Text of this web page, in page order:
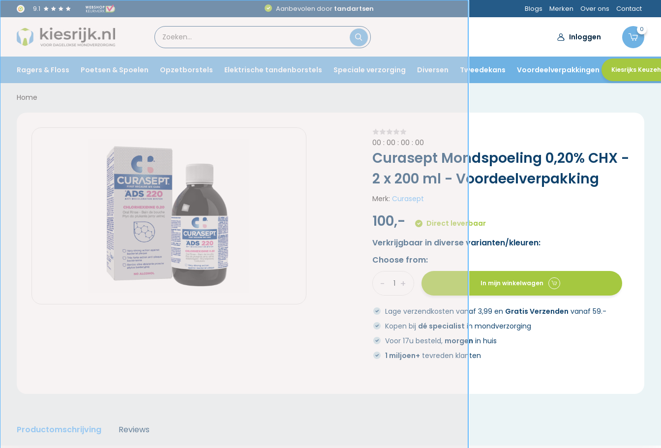
9.1 Aanbevolen door tandartsen Blogs Merken Over ons Contact
Inloggen
0
Ragers & Floss Poetsen & Spoelen Opzetborstels Elektrische tandenborstels Speciale verzorging Diversen Tweedekans Voordeelverpakkingen Kiesrijks
Home
00 :00 :00 :00
Curasept Mondspoeling 0,20% CHX -
2 x 200 ml - Voordeelverpakking
Merk: Curasept
100,- Direct leverbaar
Verkrijgbaar in diverse varianten/kleuren:
Choose from:
+
- In mijn winkelwagen
Lage verzendkosten vanaf 3,99 en Gratis Verzenden vanaf 59.-
Kopen bij dé specialist in mondverzorging
Voor 17u besteld, morgen in huis
1 miljoen+ tevreden klanten
Productomschrijving Reviews